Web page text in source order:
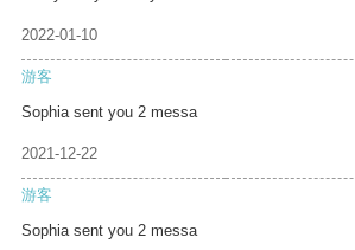
2022-01-10
游客
Sophia sent you 2 messa
2021-12-22
游客
Sophia sent you 2 messa